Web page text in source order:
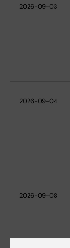
2026-09-03
2026-09-04
2026-09-08